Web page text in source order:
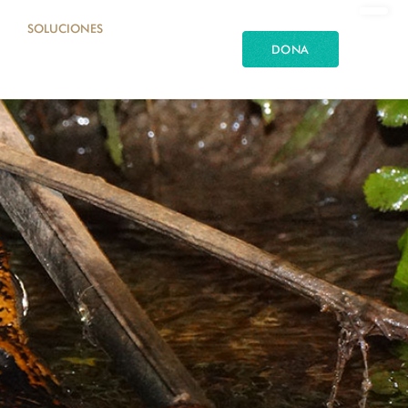
SOLUCIONES
DONA